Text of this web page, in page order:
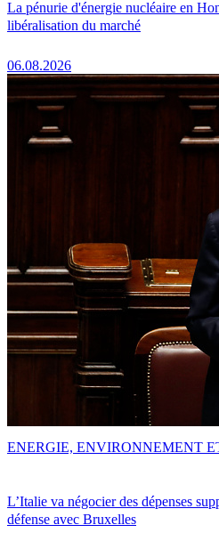
La pénurie d'énergie nucléaire en
libéralisation du marché
06.08.2026
L’Italie va négocier des dépenses
défense avec Bruxelles
ENERGIE, ENVIRONNEMENT